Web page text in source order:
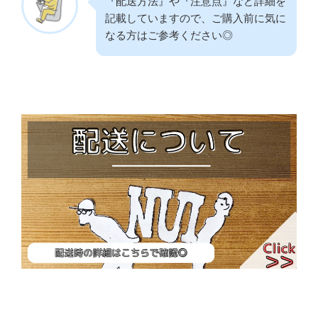
記載していますので、ご購入前に気に
なる方はご参考ください◎